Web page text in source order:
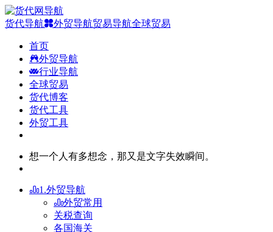
货代导航 外贸导航贸易导航全球贸易
首页
外贸导航
行业导航
全球贸易
货代博客
货代工具
外贸工具
想一个人有多想念，那又是文字失效瞬间。
1.外贸导航
外贸常用
关税查询
各国海关